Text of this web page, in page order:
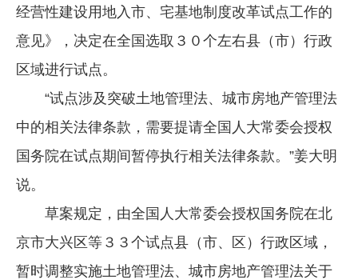
经营性建设用地入市、宅基地制度改革试点工作的
意见》，决定在全国选取３０个左右县（市）行政
区域进行试点。
“试点涉及突破土地管理法、城市房地产管理法
中的相关法律条款，需要提请全国人大常委会授权
国务院在试点期间暂停执行相关法律条款。”姜大明
说。
草案规定，由全国人大常委会授权国务院在北
京市大兴区等３３个试点县（市、区）行政区域，
暂时调整实施土地管理法、城市房地产管理法关于